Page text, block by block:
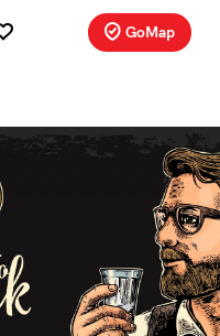
GoMap